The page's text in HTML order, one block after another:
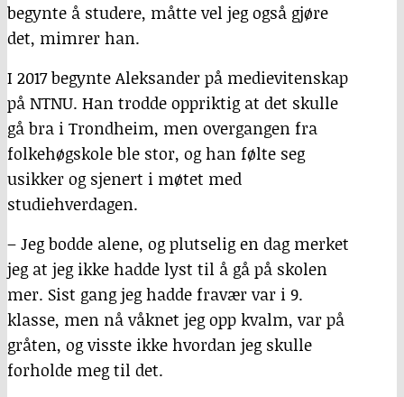
begynte å studere, måtte vel jeg også gjøre
det, mimrer han.
I 2017 begynte Aleksander på medievitenskap
på NTNU. Han trodde oppriktig at det skulle
gå bra i Trondheim, men overgangen fra
folkehøgskole ble stor, og han følte seg
usikker og sjenert i møtet med
studiehverdagen.
– Jeg bodde alene, og plutselig en dag merket
jeg at jeg ikke hadde lyst til å gå på skolen
mer. Sist gang jeg hadde fravær var i 9.
klasse, men nå våknet jeg opp kvalm, var på
gråten, og visste ikke hvordan jeg skulle
forholde meg til det.